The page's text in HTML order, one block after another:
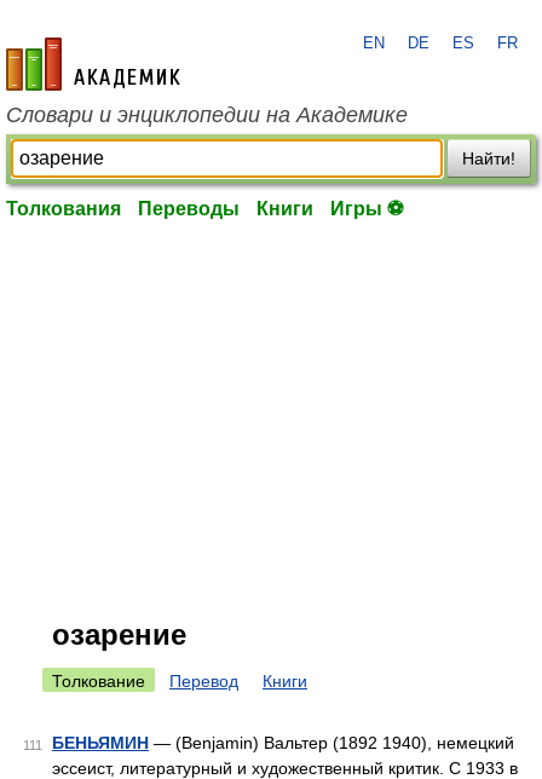
academic.ru
EN DE ES FR
Словари и энциклопедии на Академике
Найти!
Толкования Переводы Книги Игры ⚽
озарение
Толкование Перевод Книги
111 БЕНЬЯМИН — (Benjamin) Вальтер (1892 1940), немецкий
эссеист, литературный и художественный критик. С 1933 в